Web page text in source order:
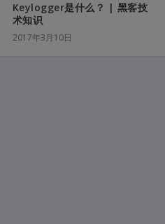
Keylogger是什么？ | 黑客技
术知识
2017年3月10日